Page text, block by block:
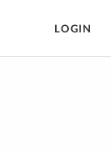
LOGIN